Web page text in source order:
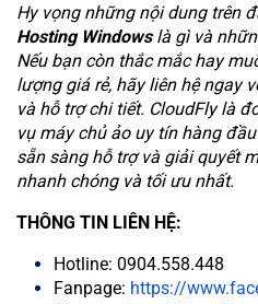
Hy vọng những nội dung trên
Hosting Windowslà gì và
Nếu bạn còn thắc mắc hay
lượng giá rẻ, hãy liên hệ ngay
và hỗ trợ chi tiết. CloudFly là
vụ máy chủ ảo uy tín hàng
sẵn sàng hỗ trợ và giải quyết
nhanh chóng và tối ưu nhất.
THÔNG TIN LIÊN HỆ:
Hotline: 0904.558.448
Fanpage: https://